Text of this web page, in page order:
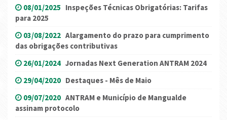
08/01/2025 Inspeções Técnicas Obrigatórias: Tarifas
para 2025
03/08/2022 Alargamento do prazo para cumprimento
das obrigações contributivas
26/01/2024 Jornadas Next Generation ANTRAM 2024
29/04/2020 Destaques - Mês de Maio
09/07/2020 ANTRAM e Município de Mangualde
assinam protocolo